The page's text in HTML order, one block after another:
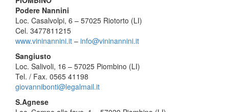
Podere Nannini
Loc. Casalvolpi, 6 – 57025 Riotorto (LI)
Cel. 3477811215
www.vininannini.it – info@vininannini.it
Sangiusto
Loc. Salivoli, 16 – 57025 Piombino (LI)
Tel. / Fax. 0565 41198
giovannibonti@legalmail.it
S.Agnese